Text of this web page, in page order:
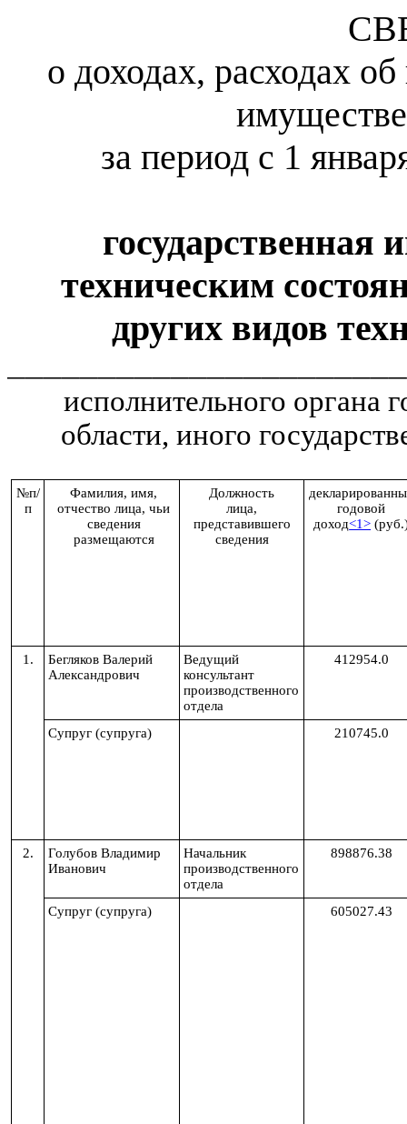
о доходах, расходах
за период с 1
государственная
техническим
других видов
исполнительного органа
области, иного
№п/
п
Фамилия, имя,
отчество лица, чьи
сведения
размещаются
Должность
лица,
представившего
сведения
годовой
доход<1>
1.
Бегляков Валерий
Александрович
Ведущий
консультант
производственного
отдела
412954.0
Супруг (супруга) 210745.0
2.
Голубов Владимир
Иванович
Начальник
производственного
отдела
898876.38
Супруг (супруга) 605027.43